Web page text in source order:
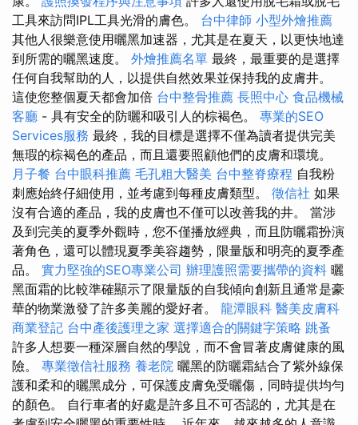
工具來訪問IPL工具光滑的膚色。 台中律師 小型外燴推薦
其他人很樂意使用曬黑加速器，尤其是在夏天，以更快地達
到所需的曬黑速度。 外燴推薦名單 最終，最重要的是選擇
任何自我幫助的人，以提供自然效果並保持我的皮膚井。
這使您整個夏天都會加倍 台中整骨推薦 長照中心 食品機械
客廳 - 具有安全的防曬和吸引人的棕褐色。 專業的SEO
Services服務 最終，我的目標是選擇不僅為讀者提供完美
無瑕的棕褐色的產品，而且還要照顧他們的皮膚和環境。
月子餐 台中眼科推薦 毛孔粗大醫美 台中整脊療程 自我粉
刺應始終仔細使用，並考慮到每種皮膚類型。 徵信社 如果
沒有合適的產品，我的皮膚也不僅可以改善我的井。 當涉
及到完美的夏季外觀時，您不僅播放經典，而且防曬霜扮演
著角色，還可以體現夏季美容趨勢，限量版和明亮的夏季產
品。 實力堅強的SEO專業公司 辦理護照需要攜帶的資料 曬
黑面霜的比較準確顯示了限量版的自我傾向創新且通常是豪
華的物業激發了許多美麗的愛好者。 龍潭眼科 醫美皮膚科
商業登記 台中產後護理之家 選擇適合的關鍵字策略 跳蚤
許多人想要一種深層自然的學說，而不會冒著皮膚健康的風
險。 專業徵信社服務 養老院 曬黑的防曬霜結合了紫外線保
護和柔和的曬黑成分，可保護皮膚免受曬傷，同時提供均勻
的顏色。 自行車者的好處是許多且不可否認的，尤其是在